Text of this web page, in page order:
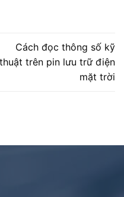
Cách đọc thông số kỹ
thuật trên pin lưu trữ điện
mặt trời